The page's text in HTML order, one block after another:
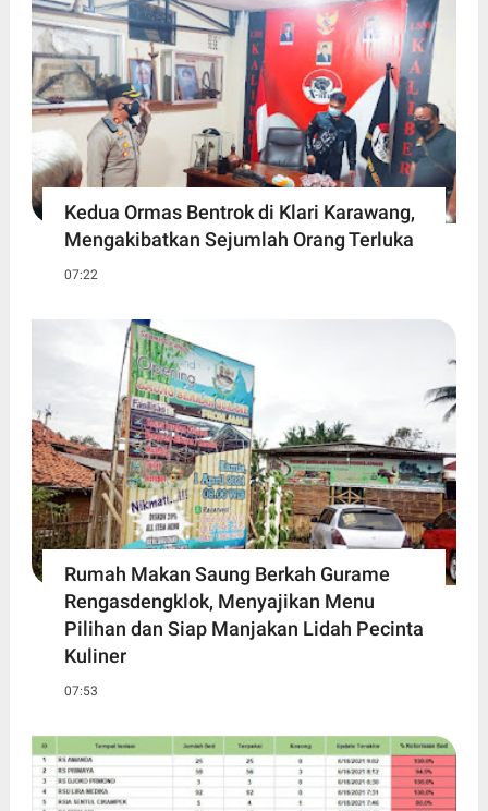
Kedua Ormas Bentrok di Klari Karawang,
Mengakibatkan Sejumlah Orang Terluka
07:22
Rumah Makan Saung Berkah Gurame
Rengasdengklok, Menyajikan Menu
Pilihan dan Siap Manjakan Lidah Pecinta
Kuliner
07:53